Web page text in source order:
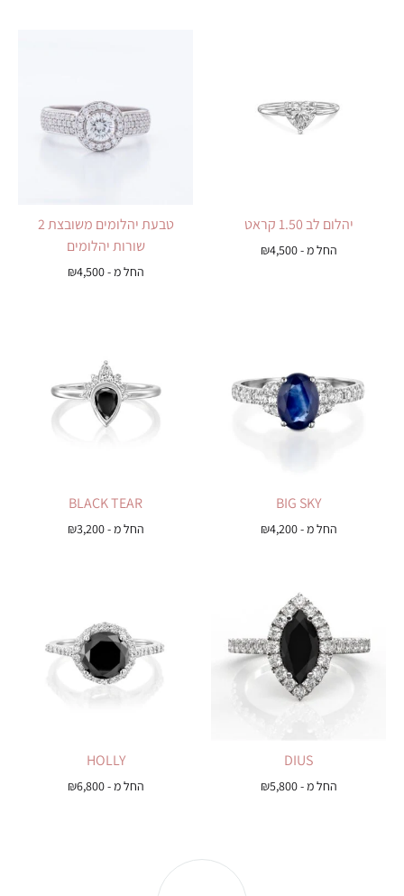
יהלום לב 1.50 קראט
החל מ - ₪4,500
טבעת יהלומים משובצת 2
שורות יהלומים
החל מ - ₪4,500
BIG SKY
החל מ - ₪4,200
BLACK TEAR
החל מ - ₪3,200
DIUS
החל מ - ₪5,800
HOLLY
החל מ - ₪6,800